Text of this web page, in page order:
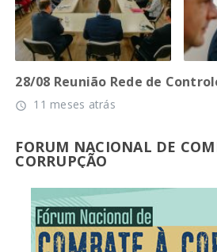
28/08 Reunião Rede de
access_time 11 meses atrás
FORUM NACIONAL DE
CORRUPÇÃO